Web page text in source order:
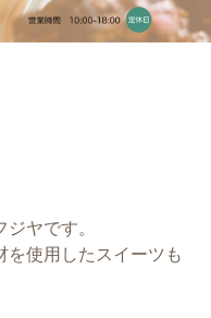
ヤです。
を使用したスイーツも